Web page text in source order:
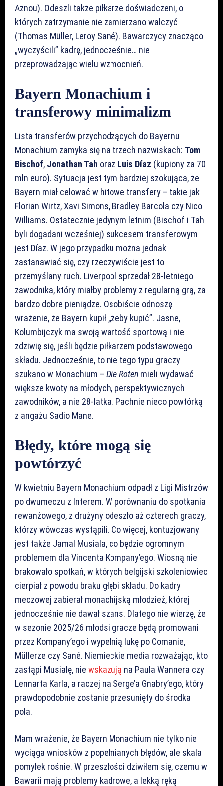
Aznou). Odeszli także piłkarze doświadczeni, o
których zatrzymanie nie zamierzano walczyć
(Thomas Müller, Leroy Sané). Bawarczycy znacząco
„wyczyścili” kadrę, jednocześnie… nie
przeprowadzając wielu wzmocnień.
Bayern Monachium i
transferowy minimalizm
Lista transferów przychodzących do Bayernu
Monachium zamyka się na trzech nazwiskach: Tom
Bischof, Jonathan Tah oraz Luis Díaz (kupiony za 70
mln euro). Sytuacja jest tym bardziej szokująca, że
Bayern miał celować w hitowe transfery – takie jak
Florian Wirtz, Xavi Simons, Bradley Barcola czy Nico
Williams. Ostatecznie jedynym letnim (Bischof i Tah
byli dogadani wcześniej) sukcesem transferowym
jest Díaz. W jego przypadku można jednak
zastanawiać się, czy rzeczywiście jest to
przemyślany ruch. Liverpool sprzedał 28-letniego
zawodnika, który miałby problemy z regularną grą, za
bardzo dobre pieniądze. Osobiście odnoszę
wrażenie, że Bayern kupił „żeby kupić”. Jasne,
Kolumbijczyk ma swoją wartość sportową i nie
zdziwię się, jeśli będzie piłkarzem podstawowego
składu. Jednocześnie, to nie tego typu graczy
szukano w Monachium – Die Roten mieli wydawać
większe kwoty na młodych, perspektywicznych
zawodników, a nie 28-latka. Pachnie nieco powtórką
z angażu Sadio Mane.
Błędy, które mogą się
powtórzyć
W kwietniu Bayern Monachium odpadł z Ligi Mistrzów
po dwumeczu z Interem. W porównaniu do spotkania
rewanżowego, z drużyny odeszło aż czterech graczy,
którzy wówczas wystąpili. Co więcej, kontuzjowany
jest także Jamal Musiala, co będzie ogromnym
problemem dla Vincenta Kompany’ego. Wiosną nie
brakowało spotkań, w których belgijski szkoleniowiec
cierpiał z powodu braku głębi składu. Do kadry
meczowej zabierał monachijską młodzież, której
jednocześnie nie dawał szans. Dlatego nie wierzę, że
w sezonie 2025/26 młodsi gracze będą promowani
przez Kompany’ego i wypełnią lukę po Comanie,
Müllerze czy Sané. Niemieckie media rozważając, kto
zastąpi Musialę, nie wskazują na Paula Wannera czy
Lennarta Karla, a raczej na Serge’a Gnabry’ego, który
prawdopodobnie zostanie przesunięty do środka
pola.
Mam wrażenie, że Bayern Monachium nie tylko nie
wyciąga wniosków z popełnianych błędów, ale skala
pomyłek rośnie. W przeszłości dziwiłem się, czemu w
Bawarii mają problemy kadrowe, a lekką ręką